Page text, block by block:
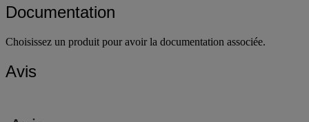
Documentation
Choisissez un produit pour avoir la documentation associée.
Avis